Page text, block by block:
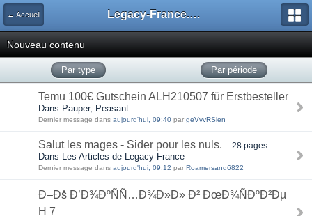
← Accueil Legacy-France.org - Forum
Nouveau contenu
Par type Par période
Temu 100€ Gutschein ALH210507 für Erstbesteller
Dans Pauper, Peasant
Dernier message dans aujourd'hui, 09:40 par geVvvRSlen
Salut les mages - Sider pour les nuls. 28 pages
Dans Les Articles de Legacy-France
Dernier message dans aujourd'hui, 09:12 par Roamersand6822
Ð–Ðš Ð’Ð¾ÐºÑÑ…Ð¾Ð»Ð» Ð² ÐœÐ¾ÑÐºÐ²Ðµ
H 7